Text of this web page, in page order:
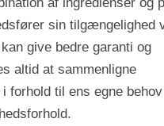
sin tilgængelighed
give bedre garanti og
altid at sammenligne
forhold til ens egne